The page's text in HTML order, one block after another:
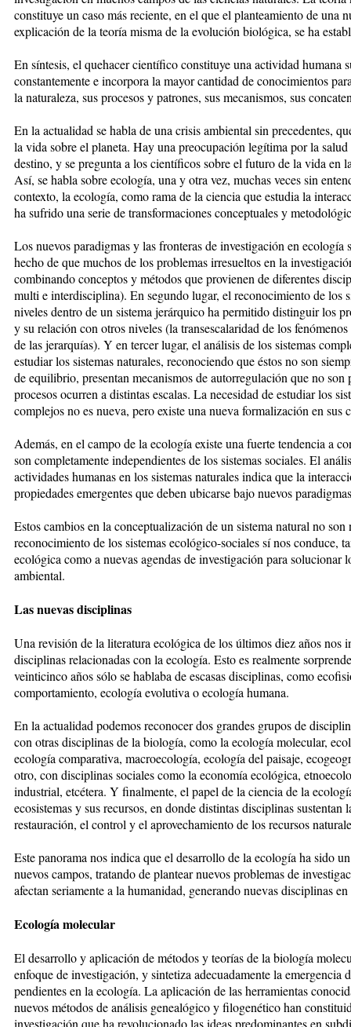
constituye un caso más reciente, en el que el planteamiento de una
explicación de la teoría misma de la evolución biológica, se ha
En síntesis, el quehacer científico constituye una actividad humana
constantemente e incorpora la mayor cantidad de conocimientos
la naturaleza, sus procesos y patrones, sus mecanismos, sus
En la actualidad se habla de una crisis ambiental sin precedentes,
la vida sobre el planeta. Hay una preocupación legítima por la
destino, y se pregunta a los científicos sobre el futuro de la vida en
Así, se habla sobre ecología, una y otra vez, muchas veces sin
contexto, la ecología, como rama de la ciencia que estudia la
ha sufrido una serie de transformaciones conceptuales y
Los nuevos paradigmas y las fronteras de investigación en ecología
hecho de que muchos de los problemas irresueltos en la
combinando conceptos y métodos que provienen de diferentes
multi e interdisciplina). En segundo lugar, el reconocimiento de los
niveles dentro de un sistema jerárquico ha permitido distinguir los
y su relación con otros niveles (la transescalaridad de los
de las jerarquías). Y en tercer lugar, el análisis de los sistemas
estudiar los sistemas naturales, reconociendo que éstos no son
de equilibrio, presentan mecanismos de autorregulación que no
procesos ocurren a distintas escalas. La necesidad de estudiar los
complejos no es nueva, pero existe una nueva formalización en sus
Además, en el campo de la ecología existe una fuerte tendencia a
son completamente independientes de los sistemas sociales. El
actividades humanas en los sistemas naturales indica que la
propiedades emergentes que deben ubicarse bajo nuevos
Estos cambios en la conceptualización de un sistema natural no son
reconocimiento de los sistemas ecológico-sociales sí nos conduce,
ecológica como a nuevas agendas de investigación para solucionar
ambiental.
Las nuevas disciplinas
Una revisión de la literatura ecológica de los últimos diez años nos
disciplinas relacionadas con la ecología. Esto es realmente
veinticinco años sólo se hablaba de escasas disciplinas, como
comportamiento, ecología evolutiva o ecología humana.
En la actualidad podemos reconocer dos grandes grupos de
con otras disciplinas de la biología, como la ecología molecular,
ecología comparativa, macroecología, ecología del paisaje,
otro, con disciplinas sociales como la economía ecológica,
industrial, etcétera. Y finalmente, el papel de la ciencia de la
ecosistemas y sus recursos, en donde distintas disciplinas sustentan
restauración, el control y el aprovechamiento de los recursos
Este panorama nos indica que el desarrollo de la ecología ha sido
nuevos campos, tratando de plantear nuevos problemas de
afectan seriamente a la humanidad, generando nuevas disciplinas
Ecología molecular
El desarrollo y aplicación de métodos y teorías de la biología
enfoque de investigación, y sintetiza adecuadamente la emergencia
pendientes en la ecología. La aplicación de las herramientas
nuevos métodos de análisis genealógico y filogenético han
investigación que ha revolucionado las ideas predominantes en